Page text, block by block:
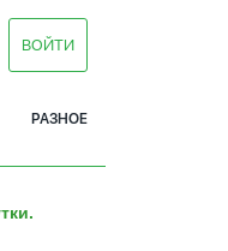
ВОЙТИ
РАЗНОЕ